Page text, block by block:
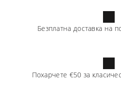
Безплатна доставка на
Похарчете €50 за